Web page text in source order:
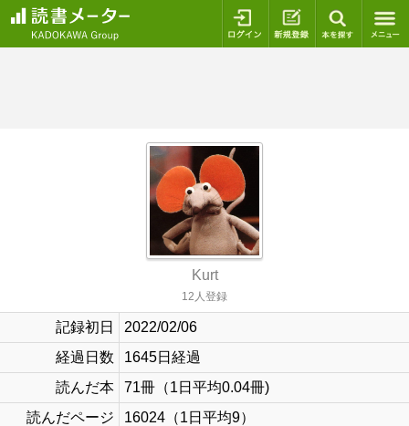
ログイン 新規登録
Kurt
12人登録
記録初日
2022/02/06
経過日数
1645日経過
読んだ本
71冊（1日平均0.04冊)
読んだページ
16024（1日平均9）